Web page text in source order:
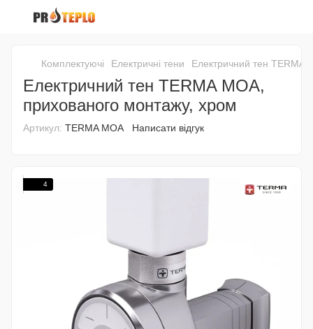
Комплектуючі Електричні тени Електричний тен TERMA
Електричний тен TERMA MOA,
прихованого монтажу, хром
Артикул: TERMA MOA Написати відгук
4